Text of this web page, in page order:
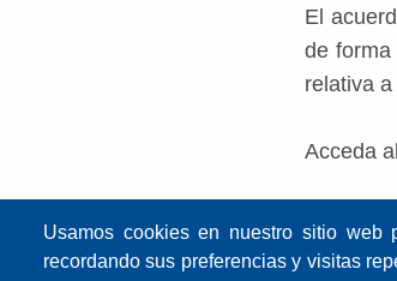
El
de
relativa
Acceda
Usamos cookies en nuestro sitio web
recordando sus preferencias y visitas